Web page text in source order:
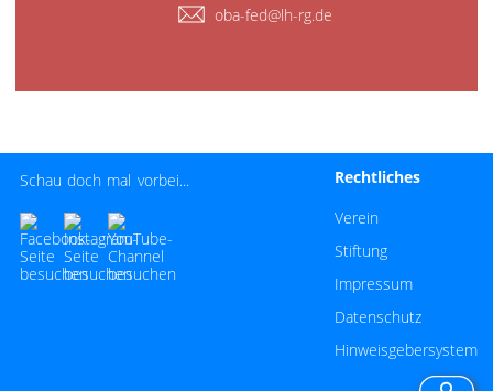
oba-fed@lh-rg.de
Schau doch mal vorbei...
Rechtliches
Navigation
Verein
Stiftung
Impressum
Datenschutz
Hinweisgebersystem